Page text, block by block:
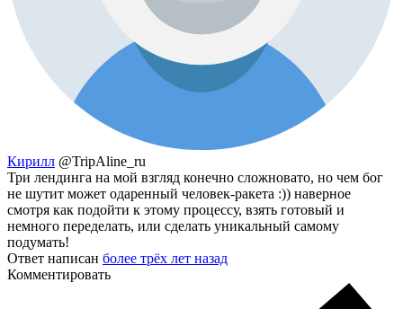
Кирилл @TripAline_ru
Три лендинга на мой взгляд конечно сложновато, но чем бог
не шутит может одаренный человек-ракета :)) наверное
смотря как подойти к этому процессу, взять готовый и
немного переделать, или сделать уникальный самому
подумать!
Ответ написан более трёх лет назад
Комментировать